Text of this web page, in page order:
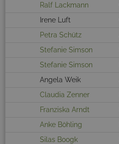
Ralf Lackmann
Irene Luft
Petra Schütz
Stefanie Simson
Stefanie Simson
Angela Weik
Claudia Zenner
Franziska Arndt
Anke Böhling
Silas Boogk